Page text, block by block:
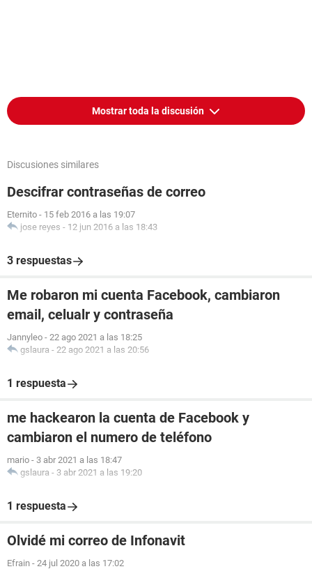
Mostrar toda la discusión
Discusiones similares
Descifrar contraseñas de correo
Eternito - 15 feb 2016 a las 19:07
jose reyes - 12 jun 2016 a las 18:43
3 respuestas
Me robaron mi cuenta Facebook, cambiaron
email, celualr y contraseña
Jannyleo - 22 ago 2021 a las 18:25
gslaura - 22 ago 2021 a las 20:56
1 respuesta
me hackearon la cuenta de Facebook y
cambiaron el numero de teléfono
mario - 3 abr 2021 a las 18:47
gslaura - 3 abr 2021 a las 19:20
1 respuesta
Olvidé mi correo de Infonavit
Efrain - 24 jul 2020 a las 17:02